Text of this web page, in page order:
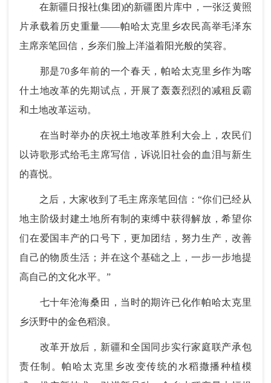
在新疆日报社(集团)的新疆图片库中，一张泛黄照
片承载着历史重量——帕哈太克里乡农民高举毛泽东
主席亲笔回信，乡亲们脸上洋溢着阳光般的笑容。
那是70多年前的一个春天，帕哈太克里乡作为喀
什土地改革的先期试点，开展了轰轰烈烈的减租反霸
和土地改革运动。
在当时举办的庆祝土地改革胜利大会上，农民们
以诗歌形式给毛主席写信，诉说旧社会的血泪与新生
的喜悦。
之后，大家收到了毛主席亲笔回信：“你们已经从
地主阶级封建土地所有制的束缚中获得解放，希望你
们在爱国丰产的口号下，更加团结，努力生产，改善
自己的物质生活；并在这个基础之上，一步一步地提
高自己的文化水平。”
七十年沧海桑田，当时的期许已化作帕哈太克里
乡沃野中的金色稻浪。
改革开放后，新疆和全国同步实行家庭联产承包
责任制。帕哈太克里乡改变传统的水稻撒播种植模